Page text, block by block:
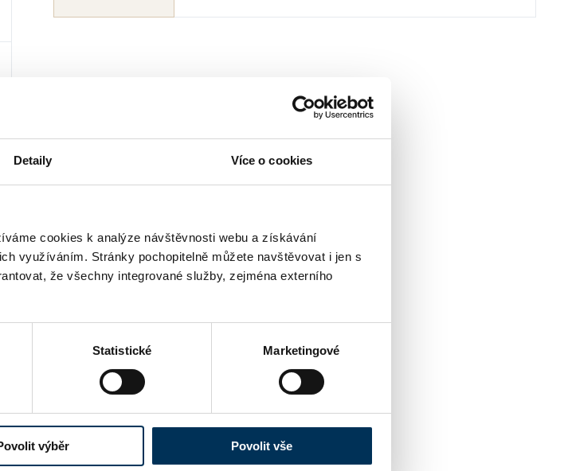
Detaily Více o cookies
cookies k analýze návštěvnosti webu a získávání
využíváním. Stránky pochopitelně můžete navštěvovat i jen s
že všechny integrované služby, zejména externího
Statistické Marketingové
výběr Povolit vše